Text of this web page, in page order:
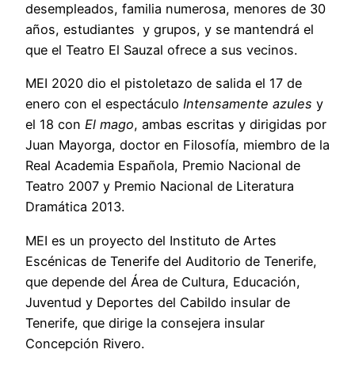
desempleados, familia numerosa, menores de 30
años, estudiantes y grupos, y se mantendrá el
que el Teatro El Sauzal ofrece a sus vecinos.
MEI 2020 dio el pistoletazo de salida el 17 de
enero con el espectáculo Intensamente azules y
el 18 con El mago, ambas escritas y dirigidas por
Juan Mayorga, doctor en Filosofía, miembro de la
Real Academia Española, Premio Nacional de
Teatro 2007 y Premio Nacional de Literatura
Dramática 2013.
MEI es un proyecto del Instituto de Artes
Escénicas de Tenerife del Auditorio de Tenerife,
que depende del Área de Cultura, Educación,
Juventud y Deportes del Cabildo insular de
Tenerife, que dirige la consejera insular
Concepción Rivero.